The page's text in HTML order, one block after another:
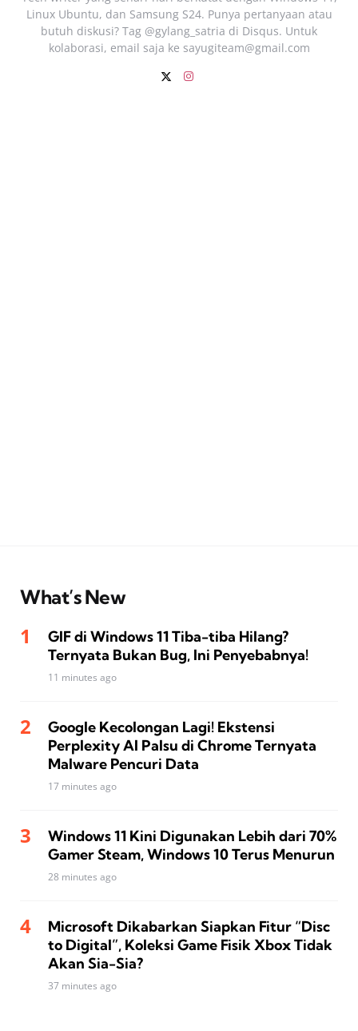
Linux Ubuntu, dan Samsung S24. Punya pertanyaan atau
butuh diskusi? Tag @gylang_satria di Disqus. Untuk
kolaborasi, email saja ke sayugiteam@gmail.com
What’s New
GIF di Windows 11 Tiba-tiba Hilang?
Ternyata Bukan Bug, Ini Penyebabnya!
11 minutes ago
Google Kecolongan Lagi! Ekstensi
Perplexity AI Palsu di Chrome Ternyata
Malware Pencuri Data
17 minutes ago
Windows 11 Kini Digunakan Lebih dari 70%
Gamer Steam, Windows 10 Terus Menurun
28 minutes ago
Microsoft Dikabarkan Siapkan Fitur “Disc
to Digital”, Koleksi Game Fisik Xbox Tidak
Akan Sia-Sia?
37 minutes ago